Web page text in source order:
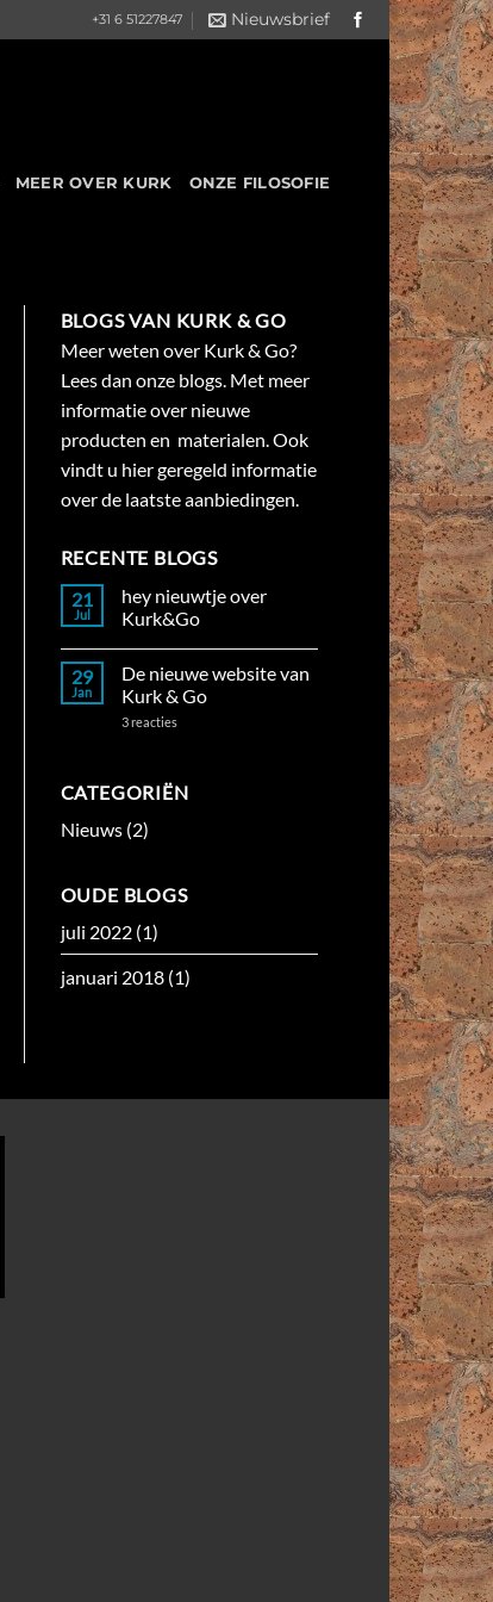
+31 6 51227847 Nieuwsbrief
MEER OVER KURK ONZE FILOSOFIE
BLOGS VAN KURK & GO
Meer weten over Kurk & Go?
Lees dan onze blogs. Met meer
informatie over nieuwe
producten en materialen. Ook
vindt u hier geregeld informatie
over de laatste aanbiedingen.
RECENTE BLOGS
21
Jul
hey nieuwtje over
Kurk&Go
op
hey
nieuwtje
over
29
Jan
De nieuwe website van
Kurk & Go
3 reactiesop
van
Kurk
CATEGORIËN
Nieuws(2)
OUDE BLOGS
juli 2022(1)
januari 2018(1)